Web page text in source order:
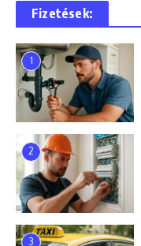
Fizetések:
1
2
3